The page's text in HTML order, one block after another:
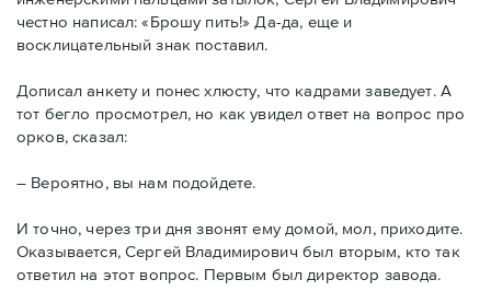
честно написал: «Брошу пить!» Да-да, еще и
восклицательный знак поставил.
Дописал анкету и понес хлюсту, что кадрами заведует. А
тот бегло просмотрел, но как увидел ответ на вопрос про
орков, сказал:
– Вероятно, вы нам подойдете.
И точно, через три дня звонят ему домой, мол, приходите.
Оказывается, Сергей Владимирович был вторым, кто так
ответил на этот вопрос. Первым был директор завода.